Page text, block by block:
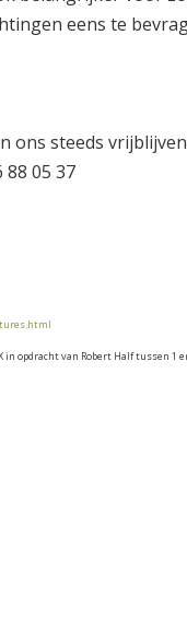
eens te
ons steeds
05 37
opdracht van Robert Half tussen 1